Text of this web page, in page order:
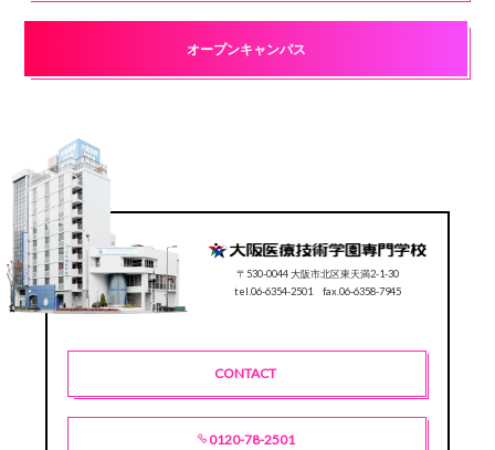
オープンキャンパス
〒530-0044 大阪市北区東天満2-1-30
tel.06-6354-2501 fax.06-6358-7945
CONTACT
0120-78-2501